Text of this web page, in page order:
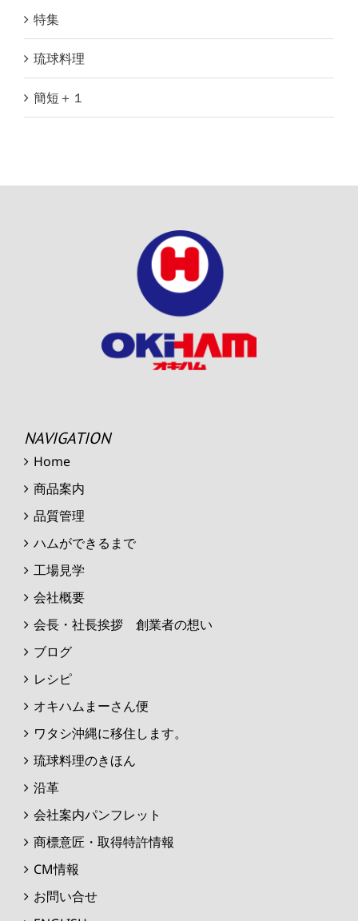
特集
琉球料理
簡短＋１
NAVIGATION
Home
商品案内
品質管理
ハムができるまで
工場見学
会社概要
会長・社長挨拶 創業者の想い
ブログ
レシピ
オキハムまーさん便
ワタシ沖縄に移住します。
琉球料理のきほん
沿革
会社案内パンフレット
商標意匠・取得特許情報
CM情報
お問い合せ